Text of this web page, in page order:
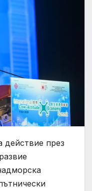
действие през